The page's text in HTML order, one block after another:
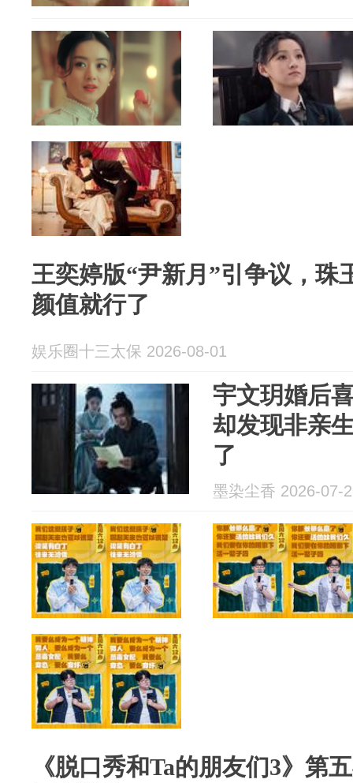
王奕婷版“尹新月”引争议，珠
颜值就行了
娱乐圈十三太保 2026-08-01
宇文玥婚后
却发现非亲
了
墨染尘香 2026-07-
《脱口秀和Ta的朋友们3》第